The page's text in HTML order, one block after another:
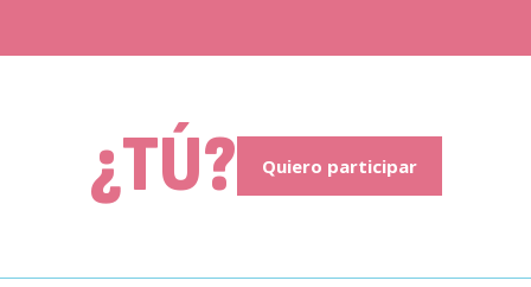
¿TÚ? Quiero participar